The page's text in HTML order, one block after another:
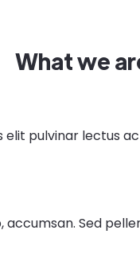
What we
elit pulvinar lectus
accumsan. Sed